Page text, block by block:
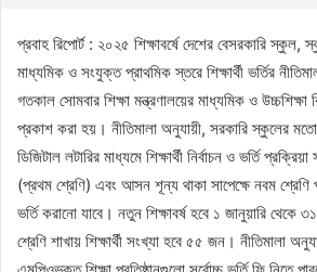
প্রবাহ রিপোর্ট : ২০২৫ শিক্ষাবর্ষে দেশের বেসরকারি
মাধ্যমিক ও সংযুক্ত প্রাথমিক স্তরে শিক্ষার্থী ভর্তির
গতকাল সোমবার শিক্ষা মন্ত্রণালয়ের মাধ্যমিক ও উচ্চশিক্ষা
প্রকাশ করা হয়। নীতিমালা অনুযায়ী, সরকারি স্কুলের
ডিজিটাল লটারির মাধ্যমে শিক্ষার্থী নির্বাচন ও ভর্তি
(প্রথম শ্রেণি) এবং আসন শূন্য থাকা সাপেক্ষে নবম শ্রেণি
ভর্তি করানো যাবে। নতুন শিক্ষাবর্ষ হবে ১ জানুয়ারি থেকে
শ্রেণি শাখায় শিক্ষার্থী সংখ্যা হবে ৫৫ জন। নীতিমালা